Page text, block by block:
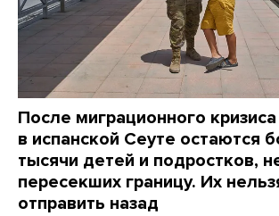
После миграционного кризиса
в испанской Сеуте остаются
тысячи детей и подростков,
пересекших границу. Их
отправить назад